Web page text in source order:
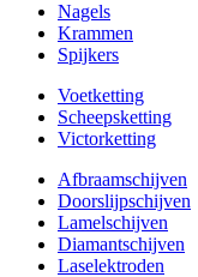
Nagels
Krammen
Spijkers
Voetketting
Scheepsketting
Victorketting
Afbraamschijven
Doorslijpschijven
Lamelschijven
Diamantschijven
Laselektroden